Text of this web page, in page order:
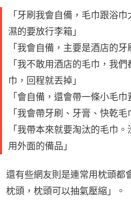
「牙刷我會自備，毛巾跟浴
濕的要放行李箱」
「我會自備，主要是酒店的牙
「我不敢用酒店的毛巾，我
巾，回程就丟掉」
「會自備，還會帶一條小毛巾
「我會帶牙刷、牙膏、快乾毛
「我帶本來就要淘汰的毛巾
用外面的備品」
還有些網友則是連常用枕頭都
枕頭，枕頭可以抽氣壓縮」。